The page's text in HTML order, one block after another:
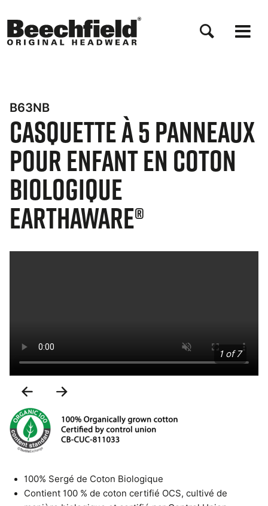
au
contenu
B63NB
Casquette à 5 Panneaux
pour Enfant en Coton
Biologique
EarthAware®
1 of 7
Previous
Slide
100% Sergé de Coton Biologique
Contient 100 % de coton certifié OCS, cultivé de